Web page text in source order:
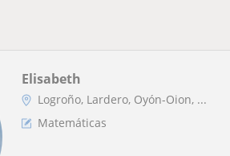
Elisabeth
Logroño, Lardero, Oyón-Oion, ...
Matemáticas